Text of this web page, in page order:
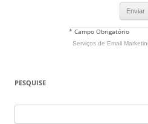
* Campo Obrigatório
Serviços de Email
PESQUISE